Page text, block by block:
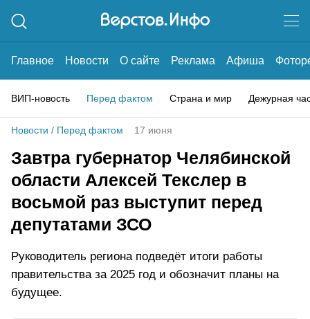
Главное Новости О сайте Реклама Афиша
ВИП-новость Перед фактом Страна и мир Дежурная
Новости / Перед фактом 17 июня
Завтра губернатор Челябинской
области Алексей Текслер в
восьмой раз выступит перед
депутатами ЗСО
Руководитель региона подведёт итоги работы
правительства за 2025 год и обозначит планы на
будущее.